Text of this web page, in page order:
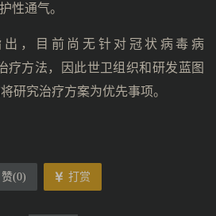
性通气。
，目前尚无针对冠状病毒病
疗方法，因此世卫组织和研发蓝图
研究治疗方案为优先事项。
赞(0) 打赏